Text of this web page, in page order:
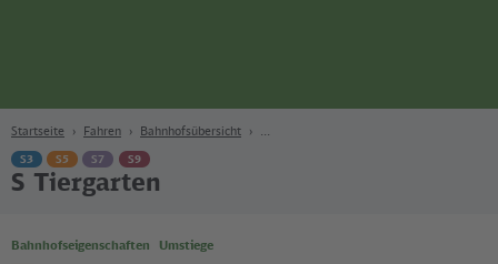
Startseite Fahren Bahnhofsübersicht
S3 S5 S7 S9
S Tiergarten
Bahnhofseigenschaften Umstiege